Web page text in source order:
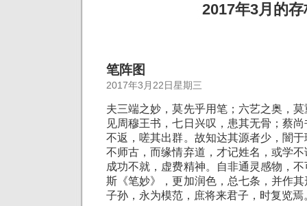
2017年3月的存
笔阵图
2017年3月22日星期三
夫三端之妙，莫先乎用笔；六艺之奥，
见周穆王书，七日兴叹，患其无骨；蔡
不返，嗟其出群。故知达其源者少，闇
不师古，而缘情弃道，才记姓名，或学
成功不就，虚费精神。自非通灵感物，
斯《笔妙》，更加润色，总七条，并作
子孙，永为模范，庶将来君子，时复览焉